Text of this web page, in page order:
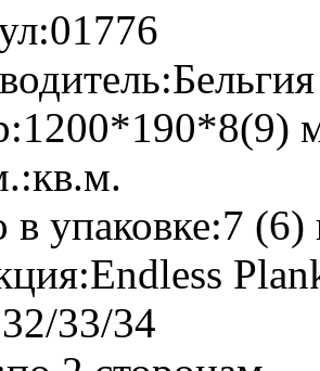
01776
Бельгия
1200*190*8(9)
кв.м.
в упаковке:7 (6)
Endless
32/33/34